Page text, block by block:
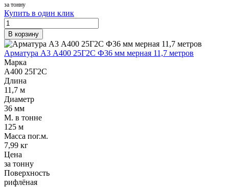
за тонну
Купить в один клик
В корзину
Арматура А3 А400 25Г2С Ф36 мм мерная 11,7 метров
Марка
А400 25Г2С
Длина
11,7 м
Диаметр
36 мм
М. в тонне
125 м
Масса пог.м.
7,99 кг
Цена
за тонну
Поверхность
рифлёная